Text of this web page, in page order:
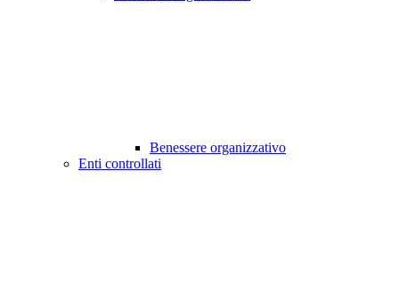
Benessere organizzativo
Enti controllati